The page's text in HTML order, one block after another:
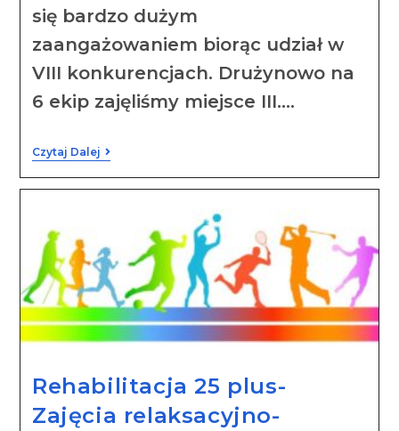
się bardzo dużym
zaangażowaniem biorąc udział w
VIII konkurencjach. Drużynowo na
6 ekip zajęliśmy miejsce III.…
Czytaj Dalej
Rehabilitacja 25 plus-
Zajęcia relaksacyjno-